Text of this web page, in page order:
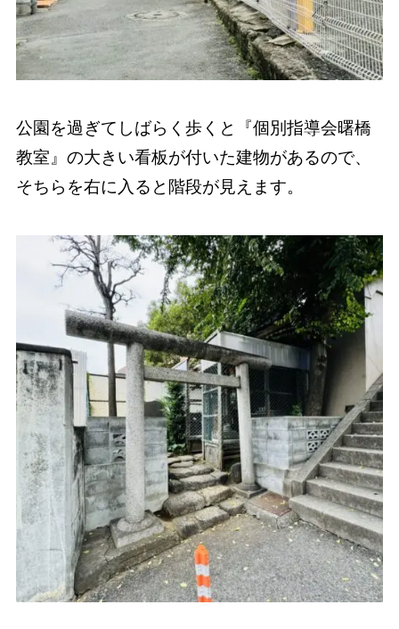
公園を過ぎてしばらく歩くと『個別指導会曙橋
教室』の大きい看板が付いた建物があるので、
そちらを右に入ると階段が見えます。